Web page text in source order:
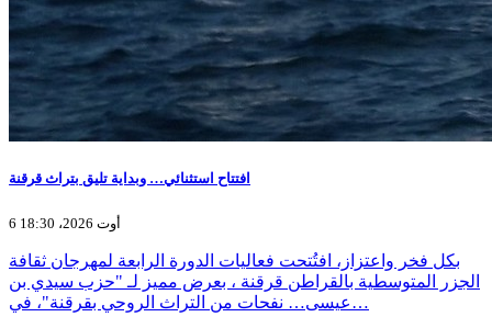
افتتاح استثنائي… وبداية تليق بتراث قرقنة
6 أوت 2026، 18:30
بكل فخر واعتزاز، افتُتحت فعاليات الدورة الرابعة لمهرجان ثقافة
الجزر المتوسطية بالقراطن قرقنة ، بعرض مميز لـ "حزب سيدي بن
عيسى… نفحات من التراث الروحي بقرقنة"، في…